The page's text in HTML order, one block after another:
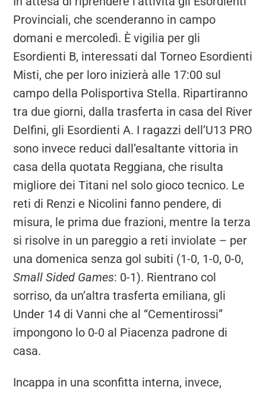
Provinciali, che scenderanno in campo
domani e mercoledì. È vigilia per gli
Esordienti B, interessati dal Torneo Esordienti
Misti, che per loro inizierà alle 17:00 sul
campo della Polisportiva Stella. Ripartiranno
tra due giorni, dalla trasferta in casa del River
Delfini, gli Esordienti A. I ragazzi dell’U13 PRO
sono invece reduci dall’esaltante vittoria in
casa della quotata Reggiana, che risulta
migliore dei Titani nel solo gioco tecnico. Le
reti di Renzi e Nicolini fanno pendere, di
misura, le prima due frazioni, mentre la terza
si risolve in un pareggio a reti inviolate – per
una domenica senza gol subiti (1-0, 1-0, 0-0,
Small Sided Games: 0-1). Rientrano col
sorriso, da un’altra trasferta emiliana, gli
Under 14 di Vanni che al “Cementirossi”
impongono lo 0-0 al Piacenza padrone di
casa.
Incappa in una sconfitta interna, invece,